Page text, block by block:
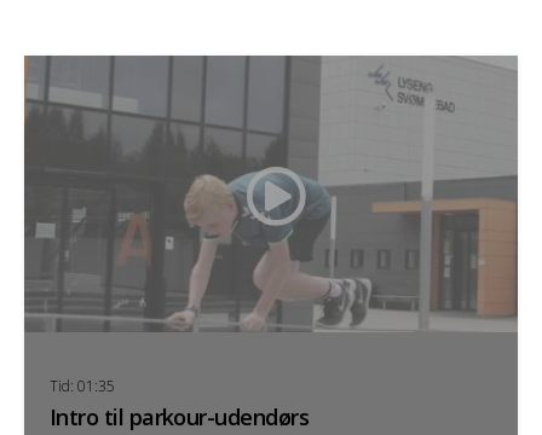
Intro til parkour-udendørs
Tid: 01:35